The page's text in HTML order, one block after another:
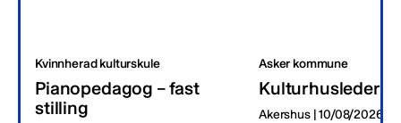
Kvinnherad kulturskule
Pianopedagog – fast
stilling
Asker kommune
Kulturhusleder
Akershus | 10/08/2026